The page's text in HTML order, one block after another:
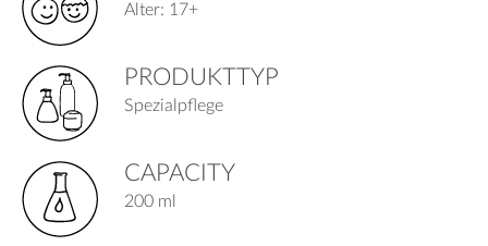
Alter: 17+
PRODUKTTYP
Spezialpflege
CAPACITY
200 ml